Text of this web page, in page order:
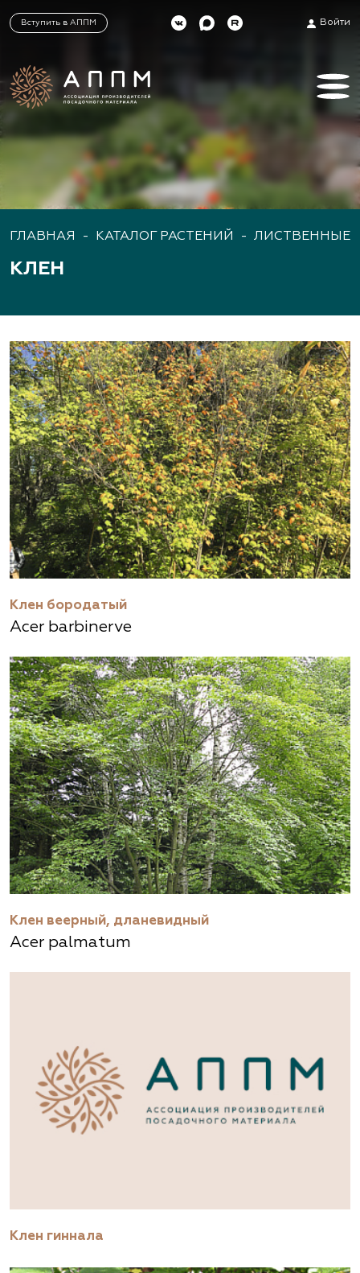
Вступить в АППМ Войти
ГЛАВНАЯ - КАТАЛОГ РАСТЕНИЙ - ЛИСТВЕННЫЕ
КЛЕН
Клен бородатый
Acer barbinerve
Клен веерный, дланевидный
Acer palmatum
Клен гиннала